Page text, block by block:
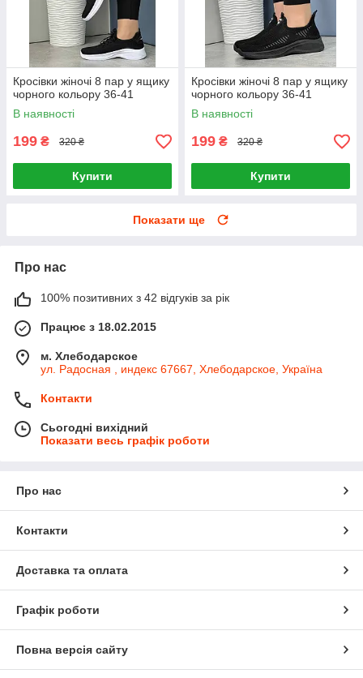
Кросівки жіночі 8 пар у ящику
чорного кольору 36-41
В наявності
199 ₴ 320 ₴
Купити
Кросівки жіночі 8 пар у ящику
чорного кольору 36-41
В наявності
199 ₴ 320 ₴
Купити
Показати ще
Про нас
100% позитивних з 42 відгуків за рік
Працює з 18.02.2015
м. Хлебодарское
ул. Радосная , индекс 67667, Хлебодарское, Україна
Контакти
Сьогодні вихідний
Показати весь графік роботи
Про нас
Контакти
Доставка та оплата
Графік роботи
Повна версія сайту